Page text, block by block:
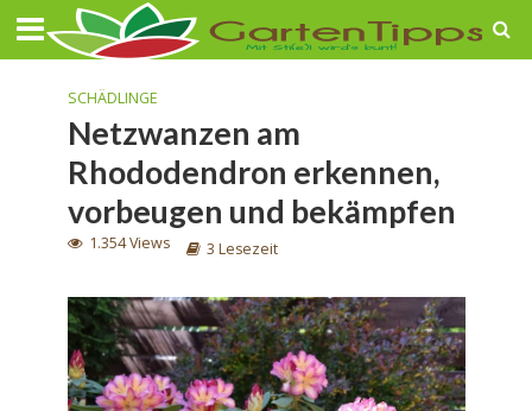
SCHÄDLINGE
Netzwanzen am
Rhododendron erkennen,
vorbeugen und bekämpfen
1.354 Views 3 Lesezeit